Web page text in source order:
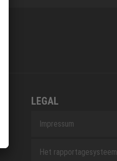
LEGAL
Impressum
Het rapportagesysteem